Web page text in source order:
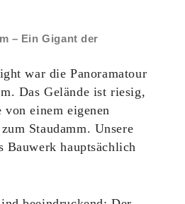
– Ein Gigant der
war die Panoramatour
Das Gelände ist riesig,
von einem eigenen
Staudamm. Unsere
Bauwerk hauptsächlich